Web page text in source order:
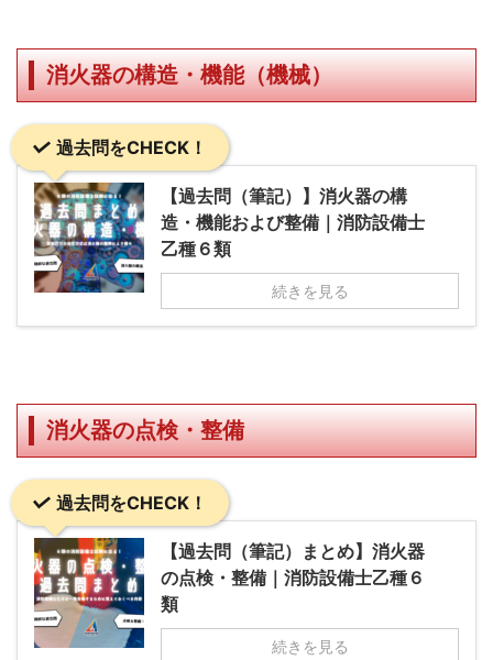
消火器の構造・機能（機械）
過去問をCHECK！
【過去問（筆記）】消火器の構
造・機能および整備｜消防設備士
乙種６類
続きを見る
消火器の点検・整備
過去問をCHECK！
【過去問（筆記）まとめ】消火器
の点検・整備｜消防設備士乙種６
類
続きを見る